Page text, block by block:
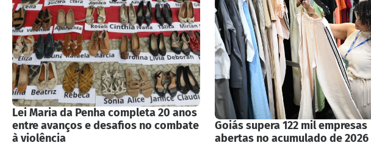
Lei Maria da Penha completa 20 anos
entre avanços e desafios no combate
à violência
Goiás supera 122 mil empresas
abertas no acumulado de 2026